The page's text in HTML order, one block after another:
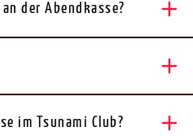
der Abendkasse?
im Tsunami Club?